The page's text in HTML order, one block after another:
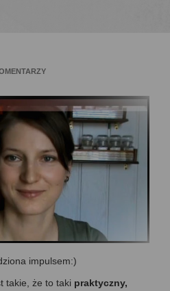
impulsem:)
takie, że to taki praktyczny,